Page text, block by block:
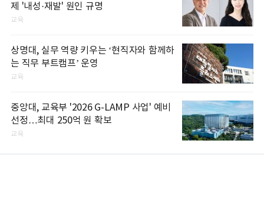
제 '내성·재발' 원인 규명
교육
상명대, 실무 역량 키우는 ‘현직자와 함께하
는 직무 부트캠프’ 운영
교육
중앙대, 교육부 '2026 G-LAMP 사업' 예비
선정…최대 250억 원 확보
교육